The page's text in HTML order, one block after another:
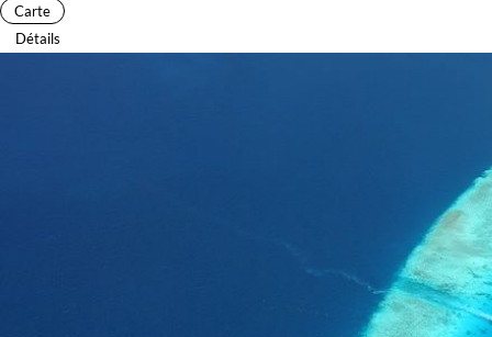
Carte
Détails